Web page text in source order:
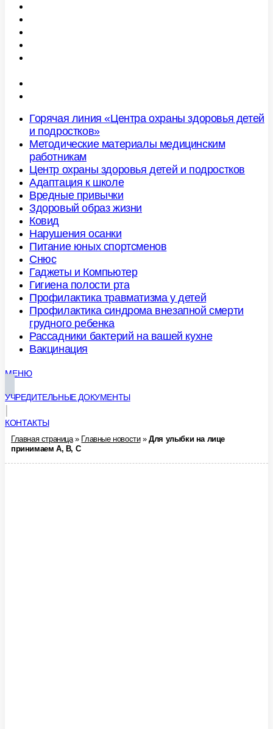
Горячая линия «Центра охраны здоровья детей
и подростков»
Методические материалы медицинским
работникам
Центр охраны здоровья детей и подростков
Адаптация к школе
Вредные привычки
Здоровый образ жизни
Ковид
Нарушения осанки
Питание юных спортсменов
Снюс
Гаджеты и Компьютер
Гигиена полости рта
Профилактика травматизма у детей
Профилактика синдрома внезапной смерти
грудного ребенка
Рассадники бактерий на вашей кухне
Вакцинация
МЕНЮ
УЧРЕДИТЕЛЬНЫЕ ДОКУМЕНТЫ
|
КОНТАКТЫ
Главная страница» Главные новости»Для улыбки на лице
принимаем А, В, С